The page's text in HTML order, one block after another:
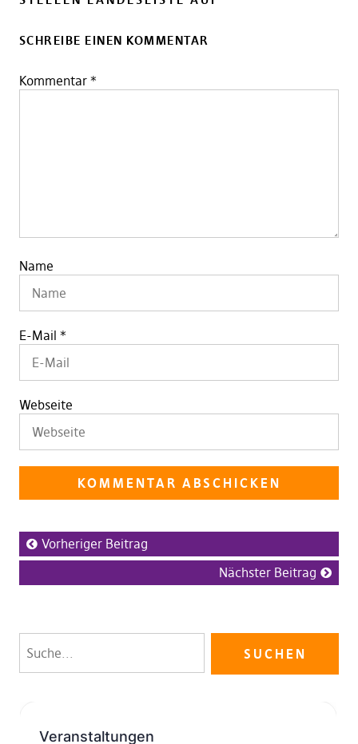
SCHREIBE EINEN KOMMENTAR
Kommentar *
Name
E-Mail *
Webseite
Vorheriger Beitrag
Nächster Beitrag